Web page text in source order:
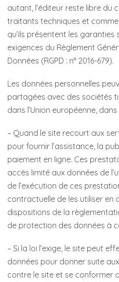
autant, l’éditeur reste libre du
traitants techniques et
qu’ils présentent les
exigences du Règlement
Données (RGPD : n° 2016-679).
Les données personnelles
partagées avec des sociétés
dans l’Union européenne,
– Quand le site recourt aux
pour fournir l’assistance, la
paiement en ligne. Ces
accès limité aux données de
de l’exécution de ces
contractuelle de les utiliser en
dispositions de la
de protection des données à
– Si la loi l’exige, le site peut
données pour donner suite
contre le site et se conformer